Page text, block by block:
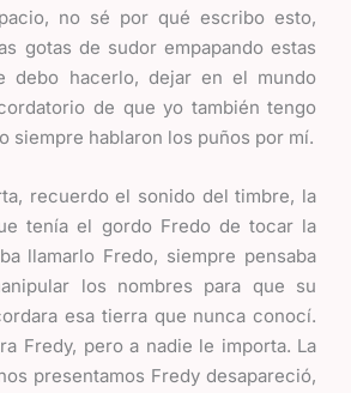
no sé por qué escribo esto,
gotas de sudor empapando estas
debo hacerlo, dejar en el mundo
de que yo también tengo
siempre hablaron los puños por mí.
recuerdo el sonido del timbre, la
tenía el gordo Fredo de tocar la
llamarlo Fredo, siempre pensaba
los nombres para que su
esa tierra que nunca conocí.
Fredy, pero a nadie le importa. La
presentamos Fredy desapareció,